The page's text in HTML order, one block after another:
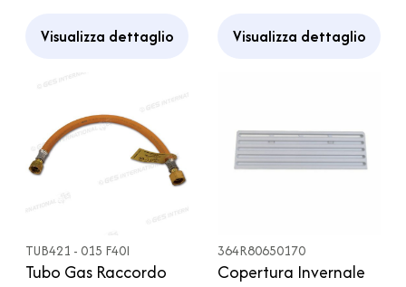
Truma
Visualizza dettaglio Visualizza dettaglio
TUB421 - 015 F40I
Tubo Gas Raccordo
364R80650170
Copertura Invernale